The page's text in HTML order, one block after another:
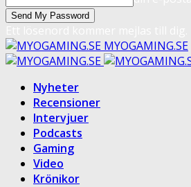
MYOGAMING.SE
Nyheter
Recensioner
Intervjuer
Podcasts
Gaming
Video
Krönikor